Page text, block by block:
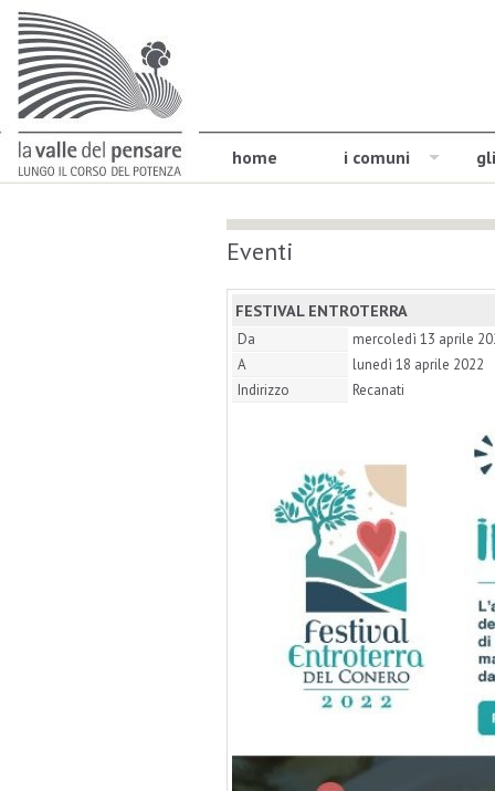
home i comuni
Eventi
FESTIVAL ENTROTERRA
Da
mercoledì 13 aprile
A
lunedì 18 aprile 2022
Indirizzo
Recanati